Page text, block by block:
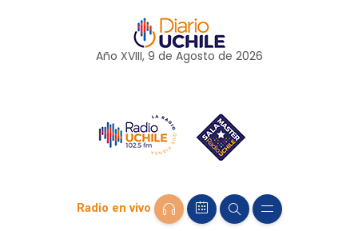
Año XVIII, 9 de Agosto de 2026
Radio en vivo